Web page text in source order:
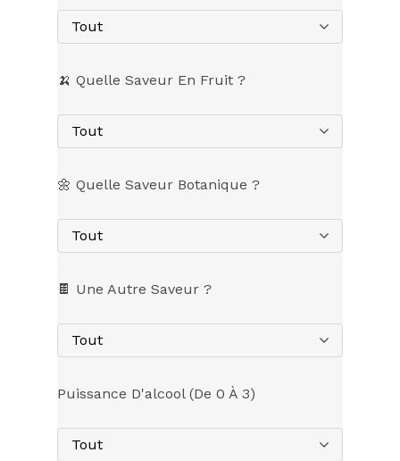
Tout
🍌 Quelle Saveur En Fruit ?
Tout
🌼 Quelle Saveur Botanique ?
Tout
🍫 Une Autre Saveur ?
Tout
Puissance D'alcool (de 0 À 3)
Tout